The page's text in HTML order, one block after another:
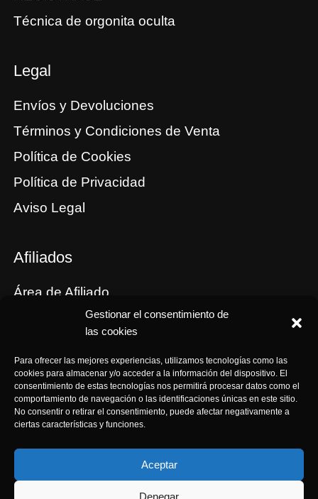
Gestionar el consentimiento de
las cookies
Para ofrecer las mejores experiencias, utilizamos tecnologías como las
cookies para almacenar y/o acceder a la información del dispositivo. El
consentimiento de estas tecnologías nos permitirá procesar datos como el
comportamiento de navegación o las identificaciones únicas en este sitio.
No consentir o retirar el consentimiento, puede afectar negativamente a
ciertas características y funciones.
Aceptar
Denegar
Técnica de orgonita oculta
Legal
Envíos y Devoluciones
Términos y Condiciones de Venta
Política de Cookies
Política de Privacidad
Aviso Legal
Afiliados
Área de Afiliado
Tus cupones
Términos y Condiciones de Afiliación